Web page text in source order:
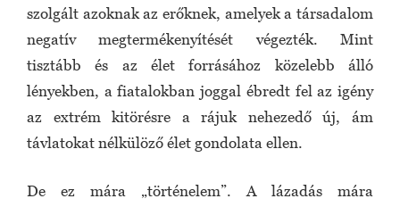
szolgált azoknak az erőknek, amelyek a társadalom
negatív megtermékenyítését végezték. Mint
tisztább és az élet forrásához közelebb álló
lényekben, a fiatalokban joggal ébredt fel az igény
az extrém kitörésre a rájuk nehezedő új, ám
távlatokat nélkülöző élet gondolata ellen.
De ez mára „történelem”. A lázadás mára